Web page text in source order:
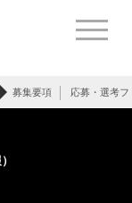
募集要項 応募・選考フ